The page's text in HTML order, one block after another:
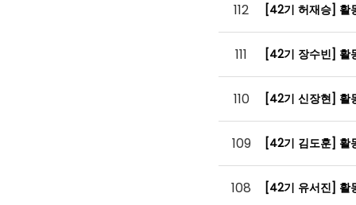
112 [42기 허재승] 활
111 [42기 장수빈] 활
110 [42기 신장현] 활
109 [42기 김도훈] 활
108 [42기 유서진] 활